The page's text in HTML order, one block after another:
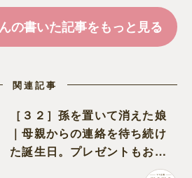
の書いた記事をもっと見る
関連記事
［３２］孫を置いて消えた娘
｜母親からの連絡を待ち続け
た誕生日。プレゼントもお祝